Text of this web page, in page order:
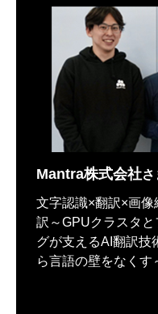
Mantra株式会社さ
文字認識×翻訳×画
訳～GPUクラスタ
グが支えるAI翻訳技
ら言語の壁をなくす